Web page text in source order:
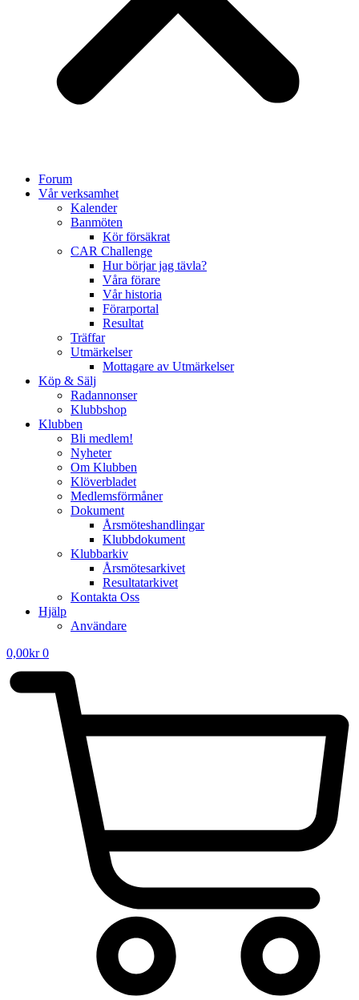
Forum
Vår verksamhet
Kalender
Banmöten
Kör försäkrat
CAR Challenge
Hur börjar jag tävla?
Våra förare
Vår historia
Förarportal
Resultat
Träffar
Utmärkelser
Mottagare av Utmärkelser
Köp & Sälj
Radannonser
Klubbshop
Klubben
Bli medlem!
Nyheter
Om Klubben
Klöverbladet
Medlemsförmåner
Dokument
Årsmöteshandlingar
Klubbdokument
Klubbarkiv
Årsmötesarkivet
Resultatarkivet
Kontakta Oss
Hjälp
Användare
0,00kr 0